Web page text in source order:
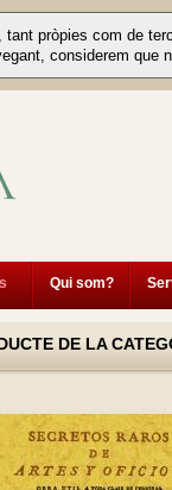
pròpies com de
considerem que
Qui som?
DE LA